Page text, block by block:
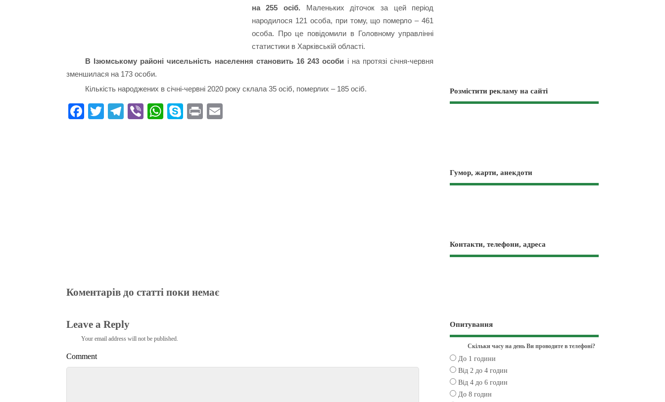
на 255 осіб. Маленьких діточок за цей період
народилося 121 особа, при тому, що померло – 461
особа. Про це повідомили в Головному управлінні
статистики в Харківській області.
В Ізюмському районі чисельність населення становить 16 243 особи і на протязі січня-червня
зменшилася на 173 особи.
Кількість народжених в січні-червні 2020 року склала 35 осіб, померлих – 185 осіб.
Fa T
Te Vi
W
S
Pr
Коментарів до статті поки немає
Leave a Reply
Your email address will not be published.
Comment
Розмістити рекламу на сайті
Гумор, жарти, анекдоти
Контакти, телефони, адреса
Опитування
Скільки часу на день Ви проводите в телефоні?
До 1 години
Від 2 до 4 годин
Від 4 до 6 годин
До 8 годин